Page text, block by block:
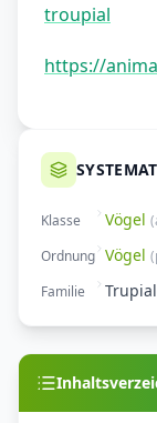
troupial
https://
Klasse Vögel (
Ordnung Vögel (
Familie